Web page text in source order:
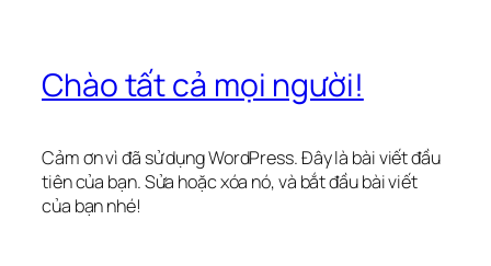
Chào tất cả mọi người!
Cảm ơn vì đã sử dụng WordPress. Đây là bài viết đầu
tiên của bạn. Sửa hoặc xóa nó, và bắt đầu bài viết
của bạn nhé!